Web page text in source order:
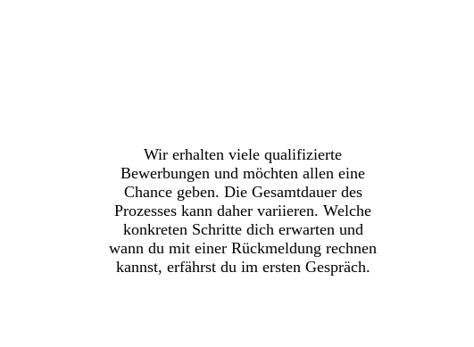
Wir erhalten viele qualifizierte
Bewerbungen und möchten allen eine
Chance geben. Die Gesamtdauer des
Prozesses kann daher variieren. Welche
konkreten Schritte dich erwarten und
wann du mit einer Rückmeldung rechnen
kannst, erfährst du im ersten Gespräch.